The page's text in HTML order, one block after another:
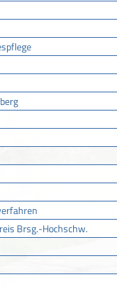
Brsg.-Hochschw.
nach oben Cookies